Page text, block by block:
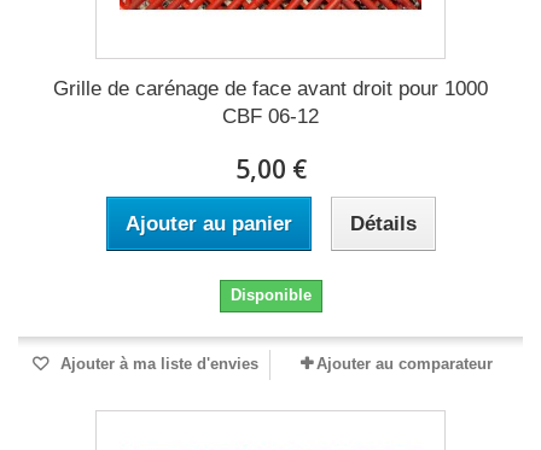
Grille de carénage de face avant droit pour 1000
CBF 06-12
5,00 €
Ajouter au panier Détails
Disponible
Ajouter à ma liste d'envies Ajouter au comparateur